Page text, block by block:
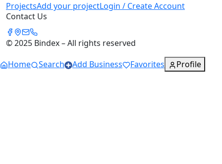
ProjectsAdd your projectLogin / Create Account
Contact Us
© 2025 Bindex – All rights reserved
Home
Search Add Business Favorites Profile